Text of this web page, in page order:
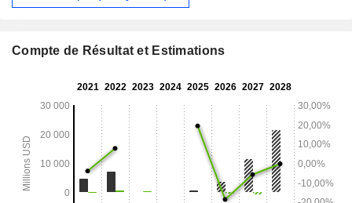
Compte de Résultat et Estimations